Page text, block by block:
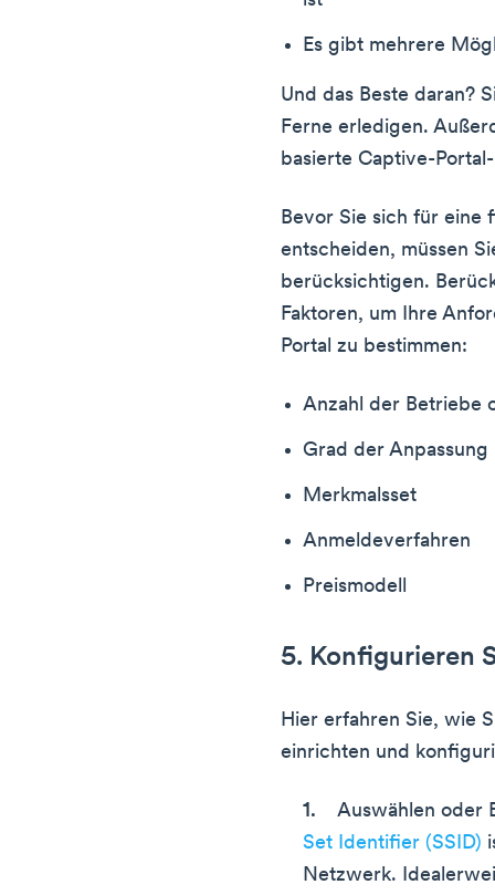
Es gibt mehrere
Und das Beste daran?
Ferne erledigen.
basierte Captive-
Bevor Sie sich für eine
entscheiden, müssen
berücksichtigen.
Faktoren, um Ihre
Portal zu bestimmen:
Anzahl der Betriebe
Grad der Anpassung
Merkmalsset
Anmeldeverfahren
Preismodell
5. Konfigurieren
Hier erfahren Sie, wie
einrichten und
Auswählen oder
Set Identifier (SSID)
Netzwerk.